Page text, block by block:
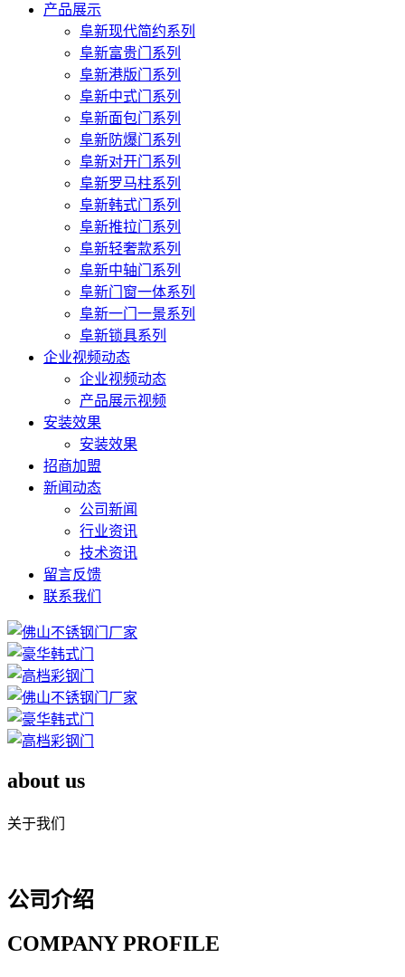
产品展示
阜新现代简约系列
阜新富贵门系列
阜新港版门系列
阜新中式门系列
阜新面包门系列
阜新防爆门系列
阜新对开门系列
阜新罗马柱系列
阜新韩式门系列
阜新推拉门系列
阜新轻奢款系列
阜新中轴门系列
阜新门窗一体系列
阜新一门一景系列
阜新锁具系列
企业视频动态
企业视频动态
产品展示视频
安装效果
安装效果
招商加盟
新闻动态
公司新闻
行业资讯
技术资讯
留言反馈
联系我们
about us
关于我们
公司介绍
COMPANY PROFILE